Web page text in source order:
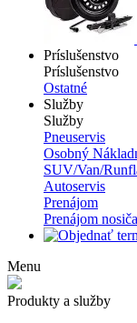
Príslušenstvo
Príslušenstvo
Ostatné
Služby
Služby
Pneuservis
Osobný
SUV/Van/
Autoservis
Prenájom
Prenájom
Menu
Produkty a služby